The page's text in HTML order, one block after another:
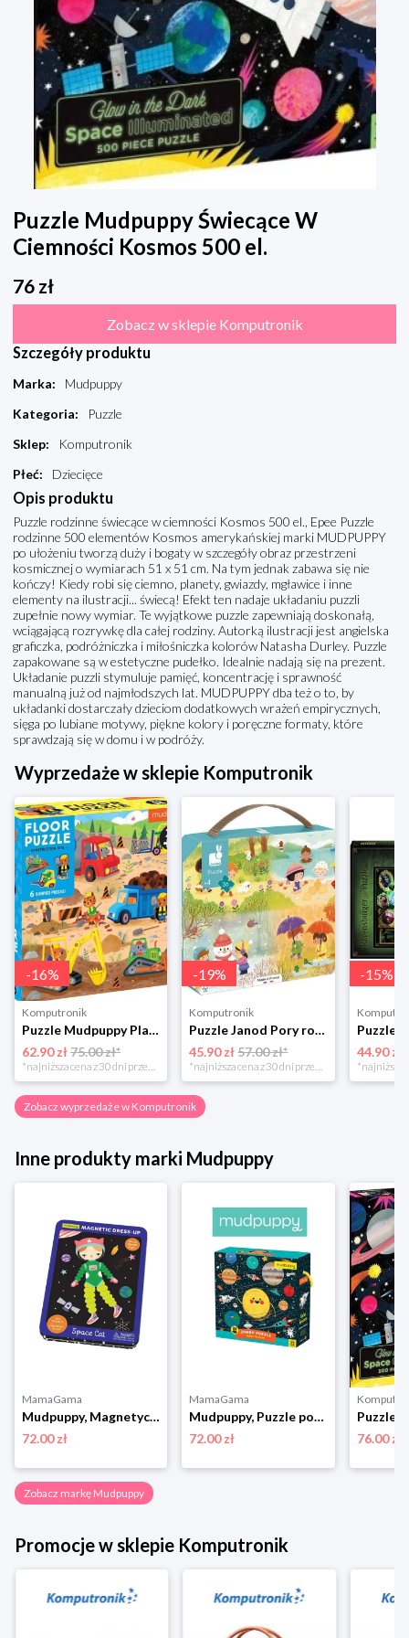
Puzzle Mudpuppy Świecące W
Ciemności Kosmos 500 el.
76 zł
Zobacz w sklepie Komputronik
Szczegóły produktu
Marka:
Mudpuppy
Kategoria:
Puzzle
Sklep:
Komputronik
Płeć: Dziecięce
Opis produktu
Puzzle rodzinne świecące w ciemności Kosmos 500 el., Epee Puzzle
rodzinne 500 elementów Kosmos amerykańskiej marki MUDPUPPY
po ułożeniu tworzą duży i bogaty w szczegóły obraz przestrzeni
kosmicznej o wymiarach 51 x 51 cm. Na tym jednak zabawa się nie
kończy! Kiedy robi się ciemno, planety, gwiazdy, mgławice i inne
elementy na ilustracji... świecą! Efekt ten nadaje układaniu puzzli
zupełnie nowy wymiar. Te wyjątkowe puzzle zapewniają doskonałą,
wciągającą rozrywkę dla całej rodziny. Autorką ilustracji jest angielska
graficzka, podróżniczka i miłośniczka kolorów Natasha Durley. Puzzle
zapakowane są w estetyczne pudełko. Idealnie nadają się na prezent.
Układanie puzzli stymuluje pamięć, koncentrację i sprawność
manualną już od najmłodszych lat. MUDPUPPY dba też o to, by
układanki dostarczały dzieciom dodatkowych wrażeń empirycznych,
sięga po lubiane motywy, piękne kolory i poręczne formaty, które
sprawdzają się w domu i w podróży.
Wyprzedaże w sklepie Komputronik
-16%
Komputronik
Puzzle Mudpuppy Plac Budowy 25 el.
62.90 zł75.00 zł*
*najniższa cena z 30 dni przed obniżką
-19%
Komputronik
Puzzle Janod Pory roku w walizce 36 elementów
45.90 zł 57.00 zł*
*najniższa cena z 30 dni przed obniżką
-15%
44.90 zł
Zobacz wyprzedaże w Komputronik
Inne produkty marki Mudpuppy
MamaGama
Mudpuppy, Magnetyczne konstrukcje kosmiczny kot
72.00 zł
MamaGama
Mudpuppy, Puzzle podłogowe Jumbo układ słoneczny 25 elem.
72.00 zł
76.00 zł
Zobacz markę Mudpuppy
Promocje w sklepie Komputronik